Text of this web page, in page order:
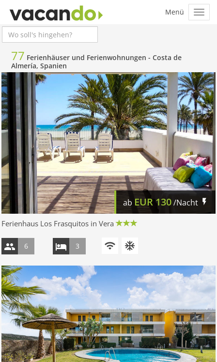
77 Ferienhäuser und Ferienwohnungen - Costa de
Almería, Spanien
ab EUR130/Nacht
Ferienhaus Los Frasquitos in Vera
6 3